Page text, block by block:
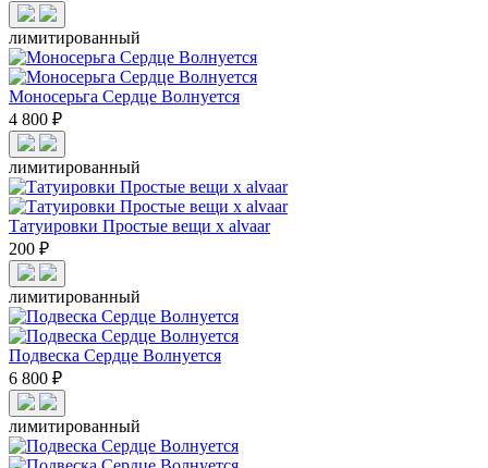
лимитированный
Моносерьга Сердце Волнуется
4 800 ₽
лимитированный
Татуировки Простые вещи x alvaar
200 ₽
лимитированный
Подвеска Сердце Волнуется
6 800 ₽
лимитированный